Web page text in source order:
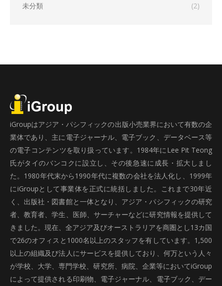
未分類
(2)
iGroupはアジア・パシフィックの出版小売業界において有数の企
業体であり、主に電子ジャーナル、電子ブック、データベース等
の電子コンテンツを取り扱っています。1984年にLee Pit Teong
氏がタイのバンコクに設立し、その後急速に成長・拡大しまし
た。1980年代末から1990年代に複数の会社を法人化し、1999年
にiGroupとして事業体を正式に統括しました。これまで30年近
く、出版社・図書館と一体となり、アジア・パシフィックの研究
者、教育者、学生、医師、サーチャーなどに研究情報を提供して
きました。現在、全アジア及びオーストラリアを商圏とし13カ国
で26のオフィスと1000名以上のスタッフを有しています。1,500
以上の組織及び法人にサービスを提供しており、何万という人々
が学校、大学、専門学校、研究所、病院、企業等においてiGroup
によって提供される印刷物、電子ジャーナル、電子ブック、デー